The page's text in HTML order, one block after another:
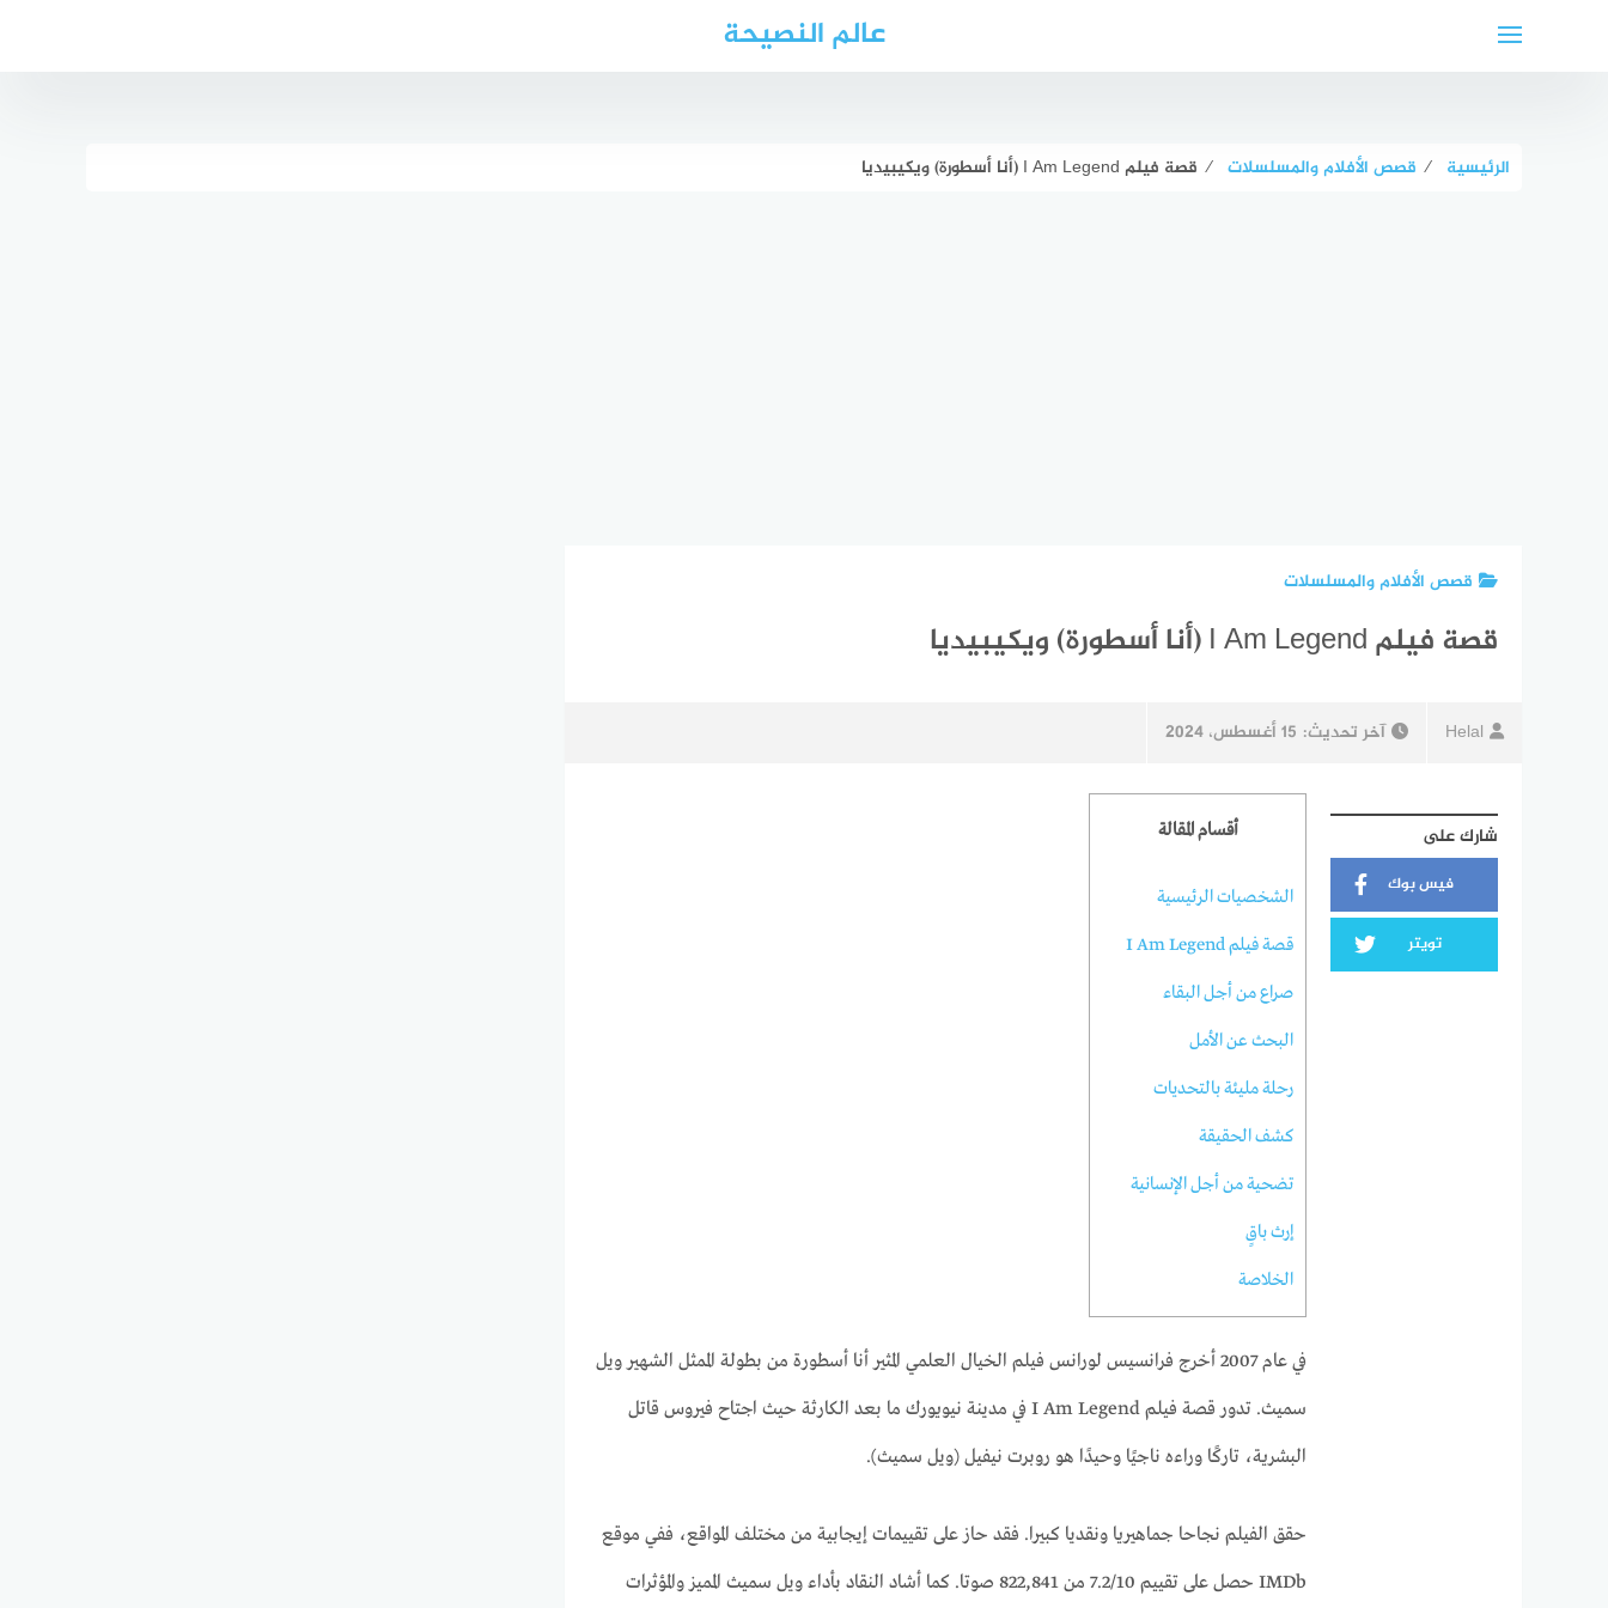
عالم النصيحة
الرئيسية ⁄ قصص الأفلام والمسلسلات ⁄ قصة فيلم I Am Legend (أنا أسطورة) ويكيبيديا
قصص الأفلام والمسلسلات
قصة فيلم I Am Legend (أنا أسطورة) ويكيبيديا
Helal آخر تحديث: 15 أغسطس، 2024
شارك على
فيس بوك
تويتر
أقسام المقالة
الشخصيات الرئيسية
قصة فيلم I Am Legend
صراع من أجل البقاء
البحث عن الأمل
رحلة مليئة بالتحديات
كشف الحقيقة
تضحية من أجل الإنسانية
إرث باقٍ
الخلاصة
في عام 2007 أخرج فرانسيس لورانس فيلم الخيال العلمي المثير أنا أسطورة من بطولة الممثل الشهير ويل
سميث. تدور قصة فيلم I Am Legend في مدينة نيويورك ما بعد الكارثة حيث اجتاح فيروس قاتل
البشرية، تاركًا وراءه ناجيًا وحيدًا هو روبرت نيفيل (ويل سميث).
حقق الفيلم نجاحا جماهيريا ونقديا كبيرا. فقد حاز على تقييمات إيجابية من مختلف المواقع، ففي موقع
IMDb حصل على تقييم 7.2/10 من 822,841 صوتا. كما أشاد النقاد بأداء ويل سميث المميز والمؤثرات